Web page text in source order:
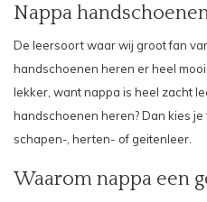
Nappa
De leersoort waar wij groot fan
handschoenen heren er heel
lekker, want nappa is heel zacht
handschoenen heren? Dan kies je
schapen-, herten- of geitenleer.
Waarom nappa een